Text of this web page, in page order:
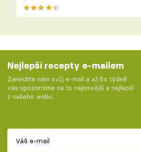
Nejlepší recepty e-mailem
Zanechte nám svůj e-mail a až 5x týdně
vás upozorníme na to nejnovější a nejlepší
z našeho webu.